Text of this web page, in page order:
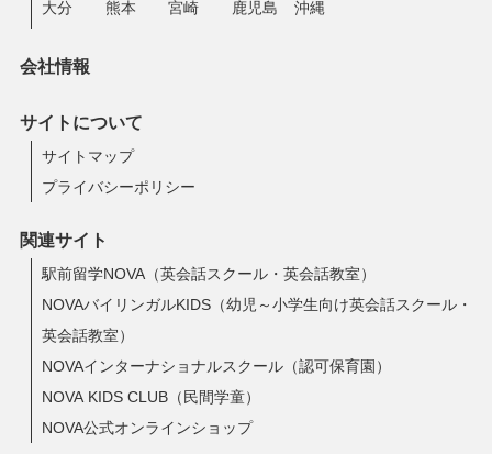
大分 熊本 宮崎 鹿児島 沖縄
会社情報
サイトについて
サイトマップ
プライバシーポリシー
関連サイト
駅前留学NOVA（英会話スクール・英会話教室）
NOVAバイリンガルKIDS（幼児～小学生向け英会話スクール・
英会話教室）
NOVAインターナショナルスクール（認可保育園）
NOVA KIDS CLUB（民間学童）
NOVA公式オンラインショップ